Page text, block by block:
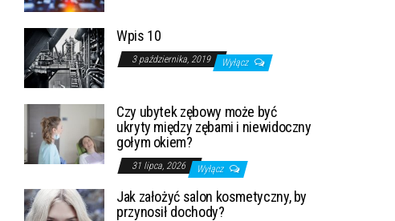
Wpis 10
3 października, 2019 Wyłącz
Czy ubytek zębowy może być
ukryty między zębami i niewidoczny
gołym okiem?
31 lipca, 2026 Wyłącz
Jak założyć salon kosmetyczny, by
przynosił dochody?